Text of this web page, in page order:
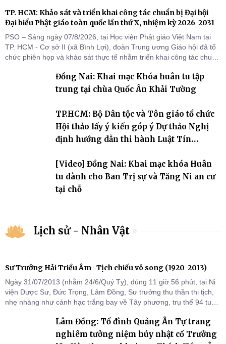
TP. HCM: Khảo sát và triển khai công tác chuẩn bị Đại hội
Đại biểu Phật giáo toàn quốc lần thứ X, nhiệm kỳ 2026-2031
PSO – Sáng ngày 07/8/2026, tại Học viện Phật giáo Việt Nam tại
TP. HCM - Cơ sở II (xã Bình Lợi), đoàn Trung ương Giáo hội đã tổ
chức phiên họp và khảo sát thực tế nhằm triển khai công tác chuẩn
Đồng Nai: Khai mạc Khóa huân tu tập
trung tại chùa Quốc Ân Khải Tường
TP.HCM: Bộ Dân tộc và Tôn giáo tổ chức
Hội thảo lấy ý kiến góp ý Dự thảo Nghị
định hướng dẫn thi hành Luật Tín
[Video] Đồng Nai: Khai mạc khóa Huân
tu dành cho Ban Trị sự và Tăng Ni an cư
tại chỗ
Lịch sử - Nhân Vật
Sư Trưởng Hải Triều Âm- Tịch chiếu vô song (1920-2013)
Ngày 31/07/2013 (nhằm 24/6/Quý Tỵ), đúng 11 giờ 56 phút, tại Ni
viện Dược Sư, Đức Trọng, Lâm Đồng, Sư trưởng thu thần thị tịch,
nhẹ nhàng như cánh hạc trắng bay về Tây phương, trụ thế 94 tuổi
Lâm Đồng: Tổ đình Quảng Ân Tự trang
nghiêm tưởng niệm húy nhật cố Trưởng